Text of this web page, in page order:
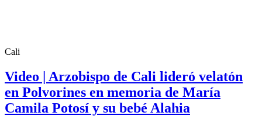
Cali
Video | Arzobispo de Cali lideró velatón
en Polvorines en memoria de María
Camila Potosí y su bebé Alahia